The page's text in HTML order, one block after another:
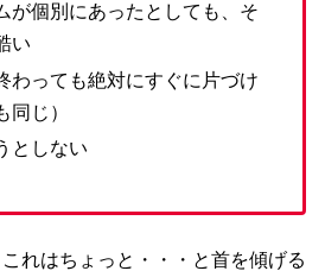
が個別にあったとしても、そ
い
わっても絶対にすぐに片づけ
同じ）
としない
れはちょっと・・・と首を傾げる